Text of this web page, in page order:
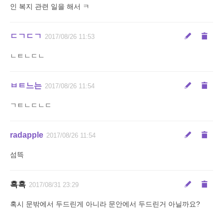
인 복지 관련 일을 해서 ㅋ
ㄷㄱㄷㄱ 2017/08/26 11:53
ㄴㅌㄴㄷㄴ
ㅂㅌ느는 2017/08/26 11:54
ㄱㅌㄴㄷㄴㄷ
radapple 2017/08/26 11:54
섬뜩
흑흑 2017/08/31 23:29
혹시 문밖에서 두드린게 아니라 문안에서 두드린거 아닐까요?